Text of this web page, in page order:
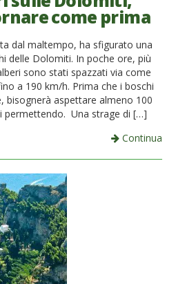
come prima
dal maltempo, ha sfigurato una
delle Dolomiti. In poche ore, più
sono stati spazzati via come
a 190 km/h. Prima che i boschi
bisognerà aspettare almeno 100
permettendo. Una strage di […]
Continua